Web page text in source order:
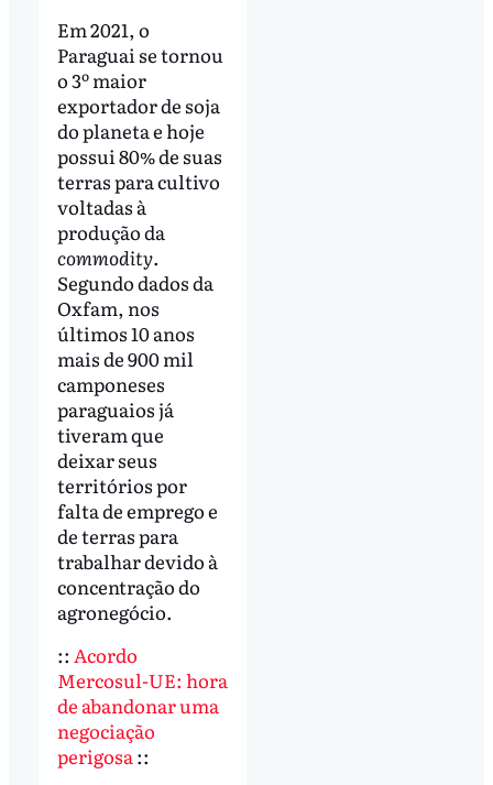
Em 2021, o
Paraguai se tornou
o 3º maior
exportador de soja
do planeta e hoje
possui 80% de suas
terras para cultivo
voltadas à
produção da
commodity.
Segundo dados da
Oxfam, nos
últimos 10 anos
mais de 900 mil
camponeses
paraguaios já
tiveram que
deixar seus
territórios por
falta de emprego e
de terras para
trabalhar devido à
concentração do
agronegócio.
:: Acordo
Mercosul-UE: hora
de abandonar uma
negociação
perigosa::